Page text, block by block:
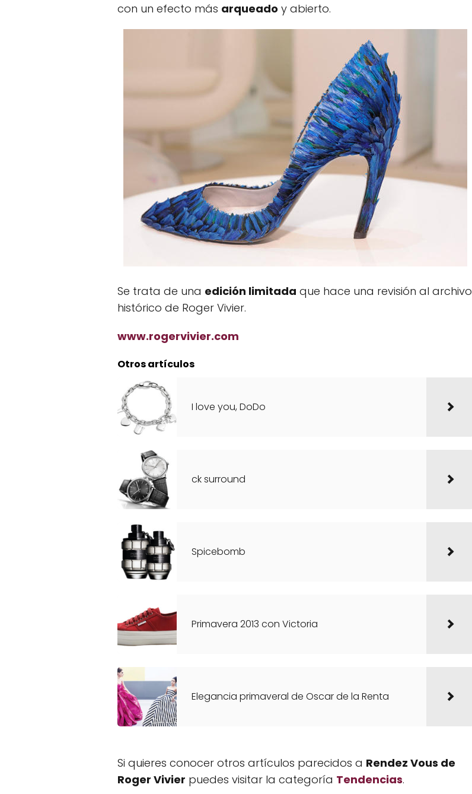
con un efecto más arqueado y abierto.
Se trata de una edición limitada que hace una revisión al archivo
histórico de Roger Vivier.
www.rogervivier.com
Otros artículos
I love you, DoDo
ck surround
Spicebomb
Primavera 2013 con Victoria
Elegancia primaveral de Oscar de la Renta
Si quieres conocer otros artículos parecidos a Rendez Vous de
Roger Vivier puedes visitar la categoría Tendencias.